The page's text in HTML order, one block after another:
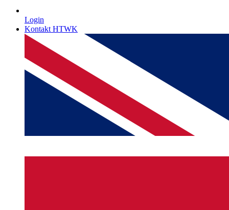
Login
Kontakt HTWK